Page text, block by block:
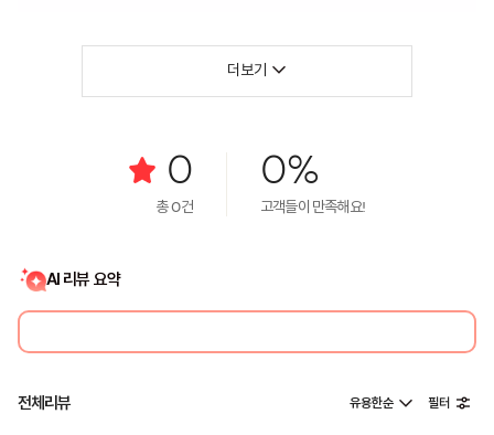
더보기
0
총0건
0%
고객들이 만족해요!
AI 리뷰 요약
전체리뷰 유용한순 필터